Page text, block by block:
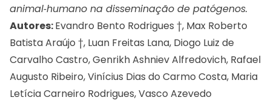
animal‑humano na disseminação de patógenos.
Autores:Evandro Bento Rodrigues †, Max Roberto
Batista Araújo †, Luan Freitas Lana, Diogo Luiz de
Carvalho Castro, Genrikh Ashniev Alfredovich, Rafael
Augusto Ribeiro, Vinícius Dias do Carmo Costa, Maria
Letícia Carneiro Rodrigues, Vasco Azevedo